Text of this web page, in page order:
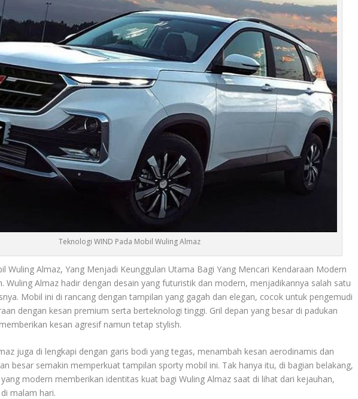
Teknologi WIND Pada Mobil Wuling Almaz
Wuling Almaz, Yang Menjadi Keunggulan Utama Bagi Yang Mencari Kendaraan Modern
Wuling Almaz hadir dengan desain yang futuristik dan modern, menjadikannya salah satu
Mobil ini di rancang dengan tampilan yang gagah dan elegan, cocok untuk pengemudi
dengan kesan premium serta berteknologi tinggi. Gril depan yang besar di padukan
kesan agresif namun tetap stylish.
juga di lengkapi dengan garis bodi yang tegas, menambah kesan aerodinamis dan
besar semakin memperkuat tampilan sporty mobil ini. Tak hanya itu, di bagian belakang,
modern memberikan identitas kuat bagi Wuling Almaz saat di lihat dari kejauhan,
malam hari.